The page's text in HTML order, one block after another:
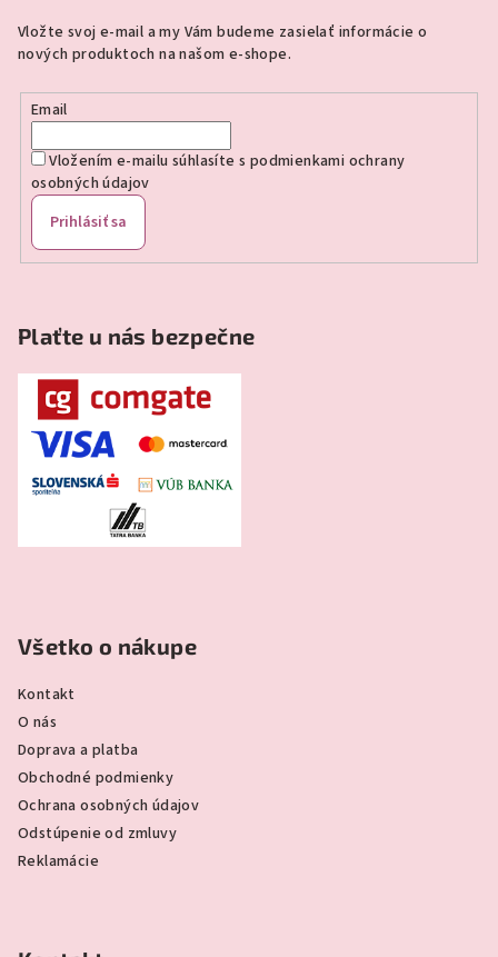
Vložte svoj e-mail a my Vám budeme zasielať informácie o
nových produktoch na našom e-shope.
Email
Vložením e-mailu súhlasíte s podmienkami ochrany
osobných údajov
Prihlásiť sa
Plaťte u nás bezpečne
Všetko o nákupe
Kontakt
O nás
Doprava a platba
Obchodné podmienky
Ochrana osobných údajov
Odstúpenie od zmluvy
Reklamácie